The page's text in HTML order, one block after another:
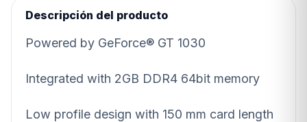
Descripción del producto
Powered by GeForce® GT 1030
Integrated with 2GB DDR4 64bit memory
Low profile design with 150 mm card length